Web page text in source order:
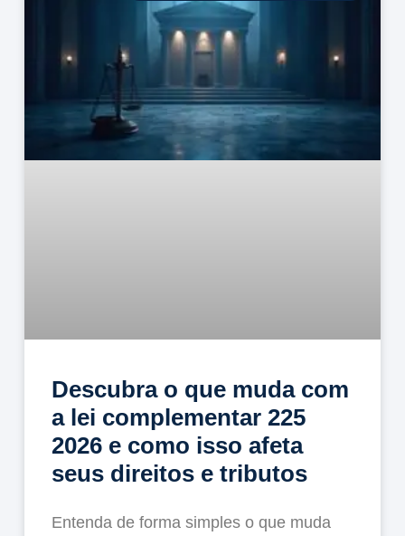
Descubra o que muda com
a lei complementar 225
2026 e como isso afeta
seus direitos e tributos
Entenda de forma simples o que muda